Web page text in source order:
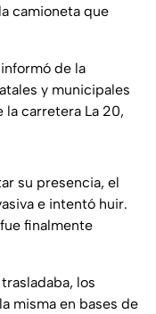
camioneta que
de la
y municipales
carretera La 20,
su presencia, el
e intentó huir.
finalmente
los
misma en bases de